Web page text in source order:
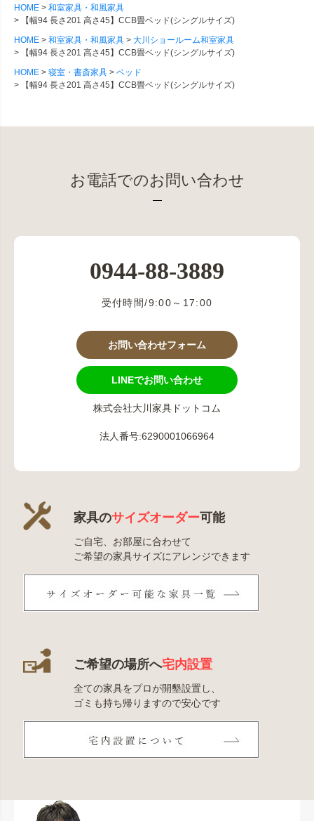
HOME
和室家具・和風家具
【幅94 長さ201 高さ45】CCB畳ベッド(シングルサイズ)
HOME
和室家具・和風家具
大川ショールーム和室家具
【幅94 長さ201 高さ45】CCB畳ベッド(シングルサイズ)
HOME
寝室・書斎家具
ベッド
【幅94 長さ201 高さ45】CCB畳ベッド(シングルサイズ)
お電話でのお問い合わせ
0944-88-3889
受付時間/9:00～17:00
お問い合わせフォーム
LINEでお問い合わせ
株式会社大川家具ドットコム
法人番号:6290001066964
家具のサイズオーダー可能
ご自宅、お部屋に合わせて
ご希望の家具サイズにアレンジできます
ご希望の場所へ宅内設置
全ての家具をプロが開墾設置し、
ゴミも持ち帰りますので安心です